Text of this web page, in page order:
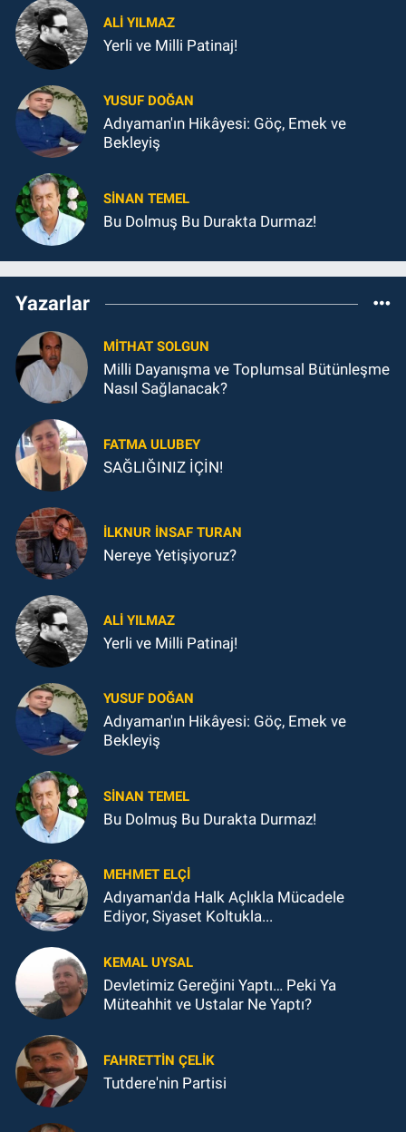
ALI YILMAZ
Yerli ve Milli Patinaj!
YUSUF DOĞAN
Adıyaman'ın Hikâyesi: Göç, Emek ve
Bekleyiş
SINAN TEMEL
Bu Dolmuş Bu Durakta Durmaz!
Yazarlar
MITHAT SOLGUN
Milli Dayanışma ve Toplumsal Bütünleşme
Nasıl Sağlanacak?
FATMA ULUBEY
SAĞLIĞINIZ İÇİN!
İLKNUR İNSAF TURAN
Nereye Yetişiyoruz?
ALI YILMAZ
Yerli ve Milli Patinaj!
YUSUF DOĞAN
Adıyaman'ın Hikâyesi: Göç, Emek ve
Bekleyiş
SINAN TEMEL
Bu Dolmuş Bu Durakta Durmaz!
MEHMET ELÇI
Adıyaman'da Halk Açlıkla Mücadele
Ediyor, Siyaset Koltukla...
KEMAL UYSAL
Devletimiz Gereğini Yaptı… Peki Ya
Müteahhit ve Ustalar Ne Yaptı?
FAHRETTIN ÇELİK
Tutdere'nin Partisi